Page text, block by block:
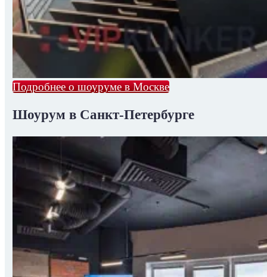
Подробнее о шоуруме в Москве
Шоурум в Санкт-Петербурге